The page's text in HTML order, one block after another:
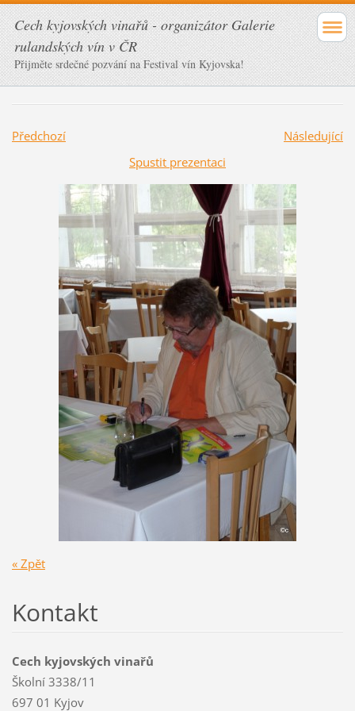
Cech kyjovských vinařů - organizátor Galerie
rulandských vín v ČR
Přijměte srdečné pozvání na Festival vín Kyjovska!
Předchozí
Následující
Spustit prezentaci
« Zpět
Kontakt
Cech kyjovských vinařů
Školní 3338/11
697 01 Kyjov